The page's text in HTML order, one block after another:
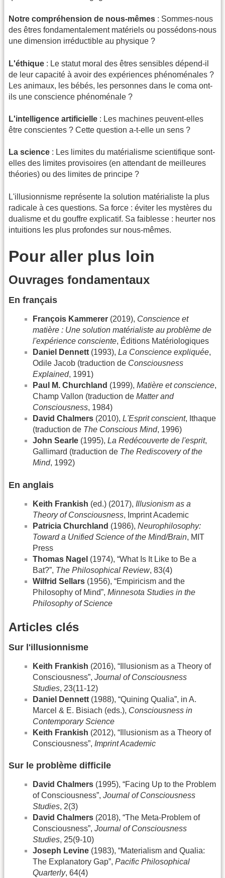
Notre compréhension de nous-mêmes : Sommes-nous
des êtres fondamentalement matériels ou possédons-nous
une dimension irréductible au physique ?
L'éthique : Le statut moral des êtres sensibles dépend-il
de leur capacité à avoir des expériences phénoménales ?
Les animaux, les bébés, les personnes dans le coma ont-
ils une conscience phénoménale ?
L'intelligence artificielle : Les machines peuvent-elles
être conscientes ? Cette question a-t-elle un sens ?
La science : Les limites du matérialisme scientifique sont-
elles des limites provisoires (en attendant de meilleures
théories) ou des limites de principe ?
L'illusionnisme représente la solution matérialiste la plus
radicale à ces questions. Sa force : éviter les mystères du
dualisme et du gouffre explicatif. Sa faiblesse : heurter nos
intuitions les plus profondes sur nous-mêmes.
Pour aller plus loin
Ouvrages fondamentaux
En français
François Kammerer (2019), Conscience et
matière : Une solution matérialiste au problème de
l'expérience consciente, Éditions Matériologiques
Daniel Dennett (1993), La Conscience expliquée,
Odile Jacob (traduction de Consciousness
Explained, 1991)
Paul M. Churchland (1999), Matière et conscience,
Champ Vallon (traduction de Matter and
Consciousness, 1984)
David Chalmers (2010), L'Esprit conscient, Ithaque
(traduction de The Conscious Mind, 1996)
John Searle (1995), La Redécouverte de l'esprit,
Gallimard (traduction de The Rediscovery of the
Mind, 1992)
En anglais
Keith Frankish (ed.) (2017), Illusionism as a
Theory of Consciousness, Imprint Academic
Patricia Churchland (1986), Neurophilosophy:
Toward a Unified Science of the Mind/Brain, MIT
Press
Thomas Nagel (1974), “What Is It Like to Be a
Bat?”, The Philosophical Review, 83(4)
Wilfrid Sellars (1956), “Empiricism and the
Philosophy of Mind”, Minnesota Studies in the
Philosophy of Science
Articles clés
Sur l'illusionnisme
Keith Frankish (2016), “Illusionism as a Theory of
Consciousness”, Journal of Consciousness
Studies, 23(11-12)
Daniel Dennett (1988), “Quining Qualia”, in A.
Marcel & E. Bisiach (eds.), Consciousness in
Contemporary Science
Keith Frankish (2012), “Illusionism as a Theory of
Consciousness”, Imprint Academic
Sur le problème difficile
David Chalmers (1995), “Facing Up to the Problem
of Consciousness”, Journal of Consciousness
Studies, 2(3)
David Chalmers (2018), “The Meta-Problem of
Consciousness”, Journal of Consciousness
Studies, 25(9-10)
Joseph Levine (1983), “Materialism and Qualia:
The Explanatory Gap”, Pacific Philosophical
Quarterly, 64(4)